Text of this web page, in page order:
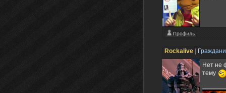
Rockalive
Нет не
тему